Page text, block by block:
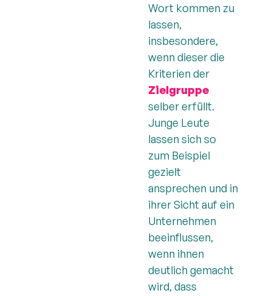
Wort kommen zu
lassen,
insbesondere,
wenn dieser die
Kriterien der
Zielgruppe
selber erfüllt.
Junge Leute
lassen sich so
zum Beispiel
gezielt
ansprechen und in
ihrer Sicht auf ein
Unternehmen
beeinflussen,
wenn ihnen
deutlich gemacht
wird, dass